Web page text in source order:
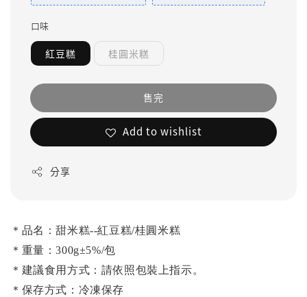
口味
紅豆糕 桂圓米糕
售完
Add to wishlist
分享
＊ 品名：甜米糕--紅豆糕/桂圓米糕
＊重量：300g±5%/包
＊建議食用方式：請依照包裝上指示。
＊保存方式：冷凍保存